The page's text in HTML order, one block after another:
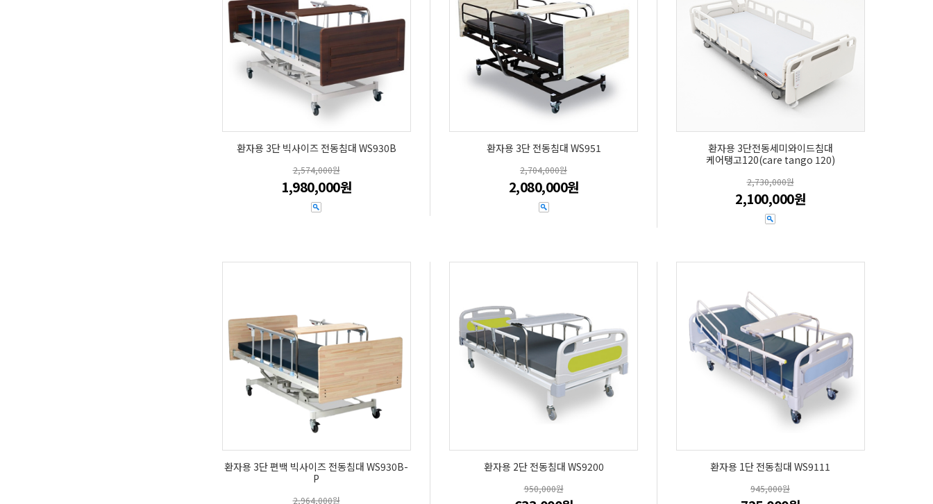
환자용 3단 빅사이즈 전동침대 WS930B
2,574,000원
1,980,000원
환자용 3단 전동침대 WS951
2,704,000원
2,080,000원
환자용 3단전동세미와이드침대
케어탱고120(care tango 120)
2,730,000원
2,100,000원
환자용 3단 편백 빅사이즈 전동침대 WS930B-
P
2,964,000원
환자용 2단 전동침대 WS9200
950,000원
환자용 1단 전동침대 WS9111
945,000원